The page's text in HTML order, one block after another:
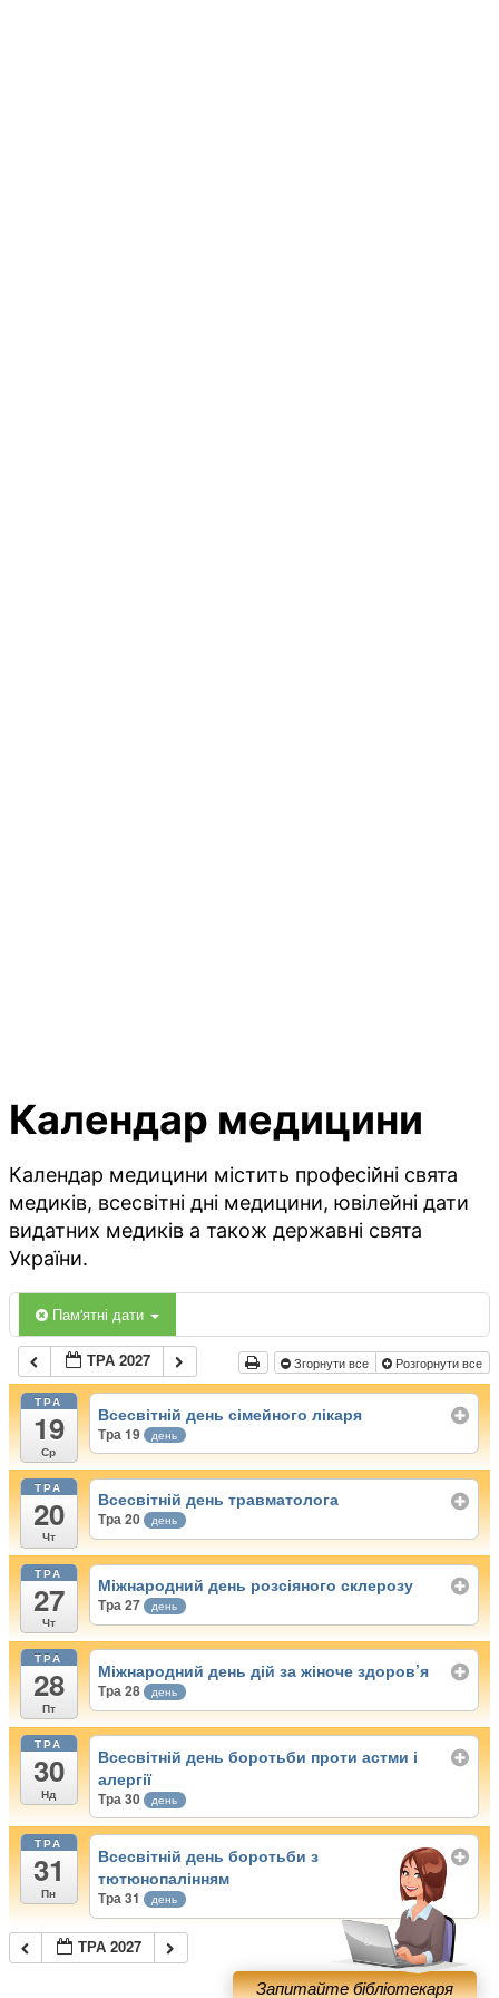
Календар медицини
Календар медицини містить професійні свята
медиків, всесвітні дні медицини, ювілейні дати
видатних медиків а також державні свята
України.
Пам'ятні дати
ТРА 2027 Згорнути все Розгорнути все
ТРА
19
Ср
Всесвітній день сімейного лікаря
Тра 19 день
ТРА
20
Чт
Всесвітній день травматолога
Тра 20 день
ТРА
27
Чт
Міжнародний день розсіяного склерозу
Тра 27 день
ТРА
28
Пт
Міжнародний день дій за жіноче здоров’я
Тра 28 день
ТРА
30
Нд
Всесвітній день боротьби проти астми і
алергії
Тра 30 день
ТРА
31
Пн
Всесвітній день боротьби з
тютюнопалінням
Тра 31 день
ТРА 2027